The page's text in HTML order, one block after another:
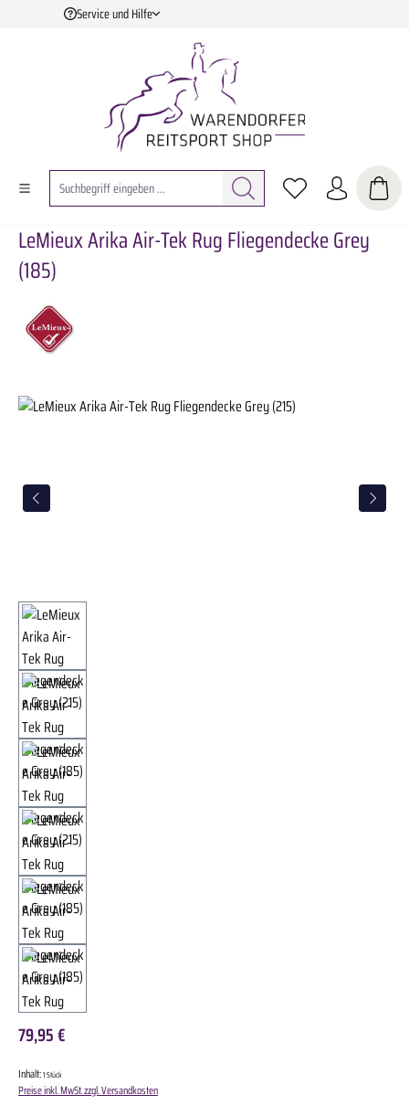
Zum Hauptinhalt springen
Service und Hilfe
LeMieux Arika Air-Tek Rug Fliegendecke Grey
(185)
Bildergalerie überspringen
79,95 €
Inhalt:1 Stück
Preise inkl. MwSt. zzgl. Versandkosten